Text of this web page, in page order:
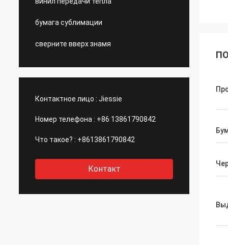
бумага сублимации
сверните вверх знамя
Контактное лицо : Jiessie
Номер телефона : +86 13861790842
Что такое? : +8613861790842
Контакт